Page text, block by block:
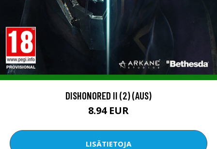
DISHONORED II (2) (AUS)
8.94 EUR
LISÄTIETOJA